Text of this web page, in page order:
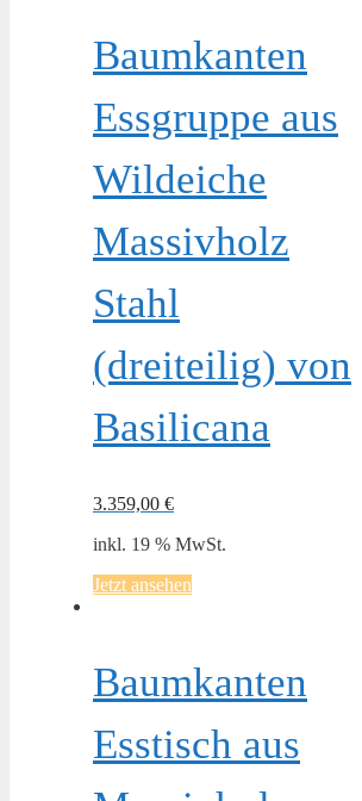
Baumkanten
Essgruppe aus
Wildeiche
Massivholz
Stahl
(dreiteilig) von
Basilicana
3.359,00 €
inkl. 19 % MwSt.
Jetzt ansehen
Baumkanten
Esstisch aus